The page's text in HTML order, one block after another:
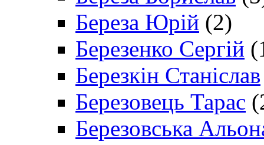
Береза Юрій (2)
Березенко Сергій
Березкін Станіслав
Березовець Тарас
Березовська